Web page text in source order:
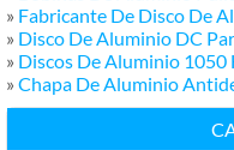
» Fabricante De Disco De
» Disco De Aluminio DC
» Discos De Aluminio 1050
» Chapa De Aluminio